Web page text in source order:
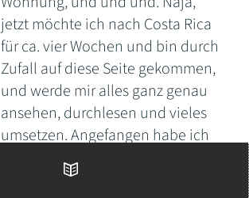
jetzt möchte ich nach Costa Rica
für ca. vier Wochen und bin durch
Zufall auf diese Seite gekommen,
und werde mir alles ganz genau
ansehen, durchlesen und vieles
umsetzen. Angefangen habe ich
schon mit der Bestellung der von
Dir vorgeschlagenen Bücher.
Inhaltsverzeichnis